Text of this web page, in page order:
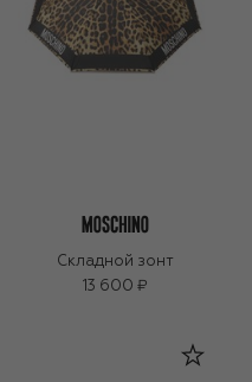
Складной зонт
13 600 ₽